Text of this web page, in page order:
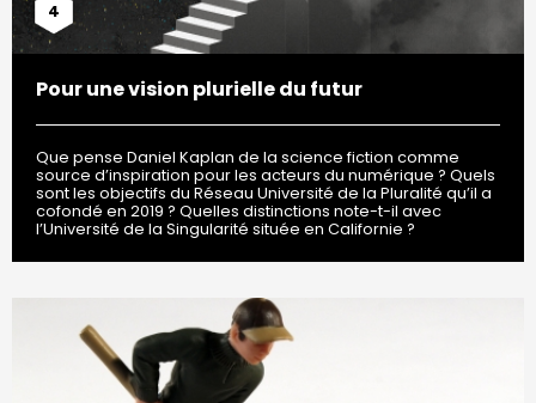
4
Pour une vision plurielle du futur
Que pense Daniel Kaplan de la science fiction comme
source d’inspiration pour les acteurs du numérique ? Quels
sont les objectifs du Réseau Université de la Pluralité qu’il a
cofondé en 2019 ? Quelles distinctions note-t-il avec
l’Université de la Singularité située en Californie ?